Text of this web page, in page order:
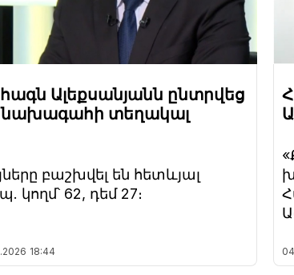
Ալեքսանյանն ընտրվեց
տեղակալ
բաշխվել են հետևյալ
կողմ՝ 62, դեմ 27։
18:44